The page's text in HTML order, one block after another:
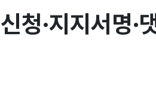
청·지지서명·